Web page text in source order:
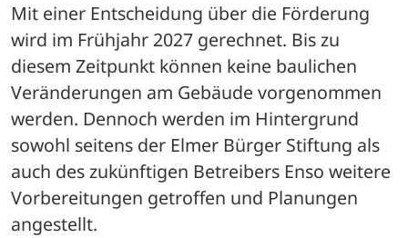
Mit einer Entscheidung über die Förderung
wird im Frühjahr 2027 gerechnet. Bis zu
diesem Zeitpunkt können keine baulichen
Veränderungen am Gebäude vorgenommen
werden. Dennoch werden im Hintergrund
sowohl seitens der Elmer Bürger Stiftung als
auch des zukünftigen Betreibers Enso weitere
Vorbereitungen getroffen und Planungen
angestellt.